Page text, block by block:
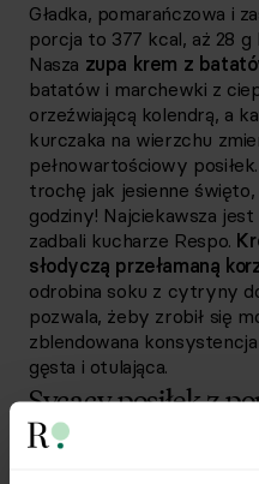
Gładka, pomarańczowa i
porcja to 377 kcal, aż 28 g
Nasza zupa krem z
batatów i marchewki z
orzeźwiającą kolendrą, a
kurczaka na wierzchu
pełnowartościowy
trochę jak jesienne
godziny! Najciekawsza
zadbali kucharze Respo.
słodyczą przełamaną
odrobina soku z cytryny
pozwala, żeby zrobił się
zblendowana
gęsta i otulająca.
Sycący posiłek z
Mocną stroną tej zupy